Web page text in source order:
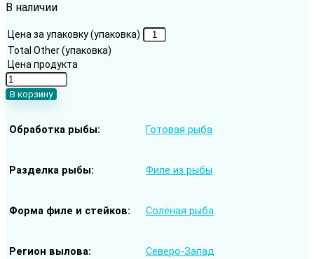
В наличии
Цена за упаковку (упаковка)
Total Other (упаковка)
Цена продукта
Количество
товара
Филе
слабой
В корзину
Обработка рыбы Готовая рыба
Разделка рыбы Филе из рыбы
Форма филе и стейков Солёная рыба
Регион вылова Северо-Запад